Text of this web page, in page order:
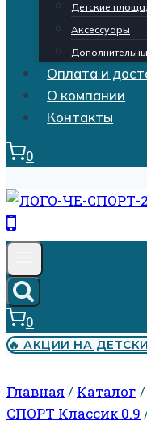
Детские
Аксессуары
Оплата и
О компании
Контакты
0
0
🔥 АКЦИИ НА
Главная / Каталог /
СПОРТ Классик 0.9